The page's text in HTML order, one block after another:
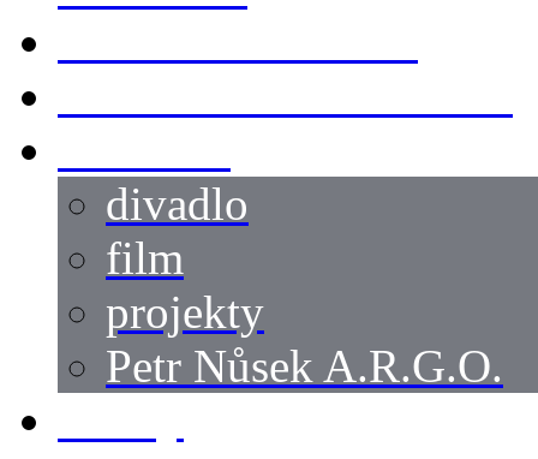
divadlo
film
projekty
Petr Nůsek A.R.G.O.